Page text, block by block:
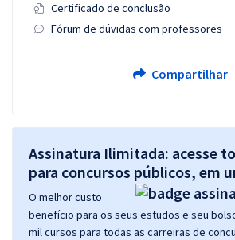
Certificado de conclusão
Fórum de dúvidas com professores
Compartilhar
Assinatura Ilimitada: acesse
para concursos públicos, em
O melhor custo
benefício para os seus estudos e seu
mil cursos para todas as carreiras de